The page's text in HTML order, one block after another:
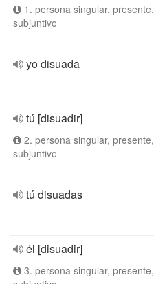
1. persona singular, presente,
subjuntivo
yo disuada
tú [disuadir]
2. persona singular, presente,
subjuntivo
tú disuadas
él [disuadir]
3. persona singular, presente,